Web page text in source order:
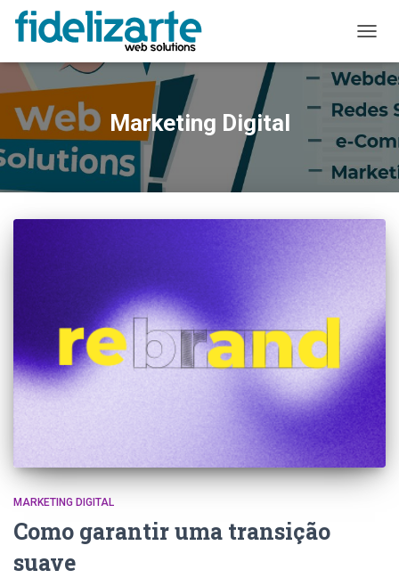
A
Marketing Digital
MARKETING DIGITAL
Como garantir uma transição
suave